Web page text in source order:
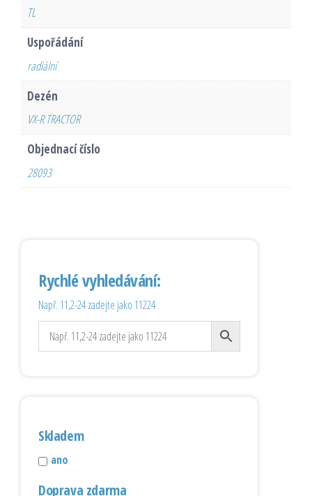
TL
Uspořádání
radiální
Dezén
VX-R TRACTOR
Objednací číslo
28093
Rychlé vyhledávání:
Např. 11,2-24 zadejte jako 11224
Skladem
ano
Doprava zdarma